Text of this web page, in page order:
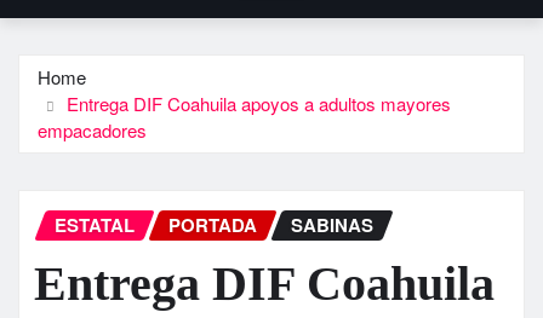
Home
Entrega DIF Coahuila apoyos a adultos mayores
empacadores
ESTATAL PORTADA SABINAS
Entrega DIF Coahuila